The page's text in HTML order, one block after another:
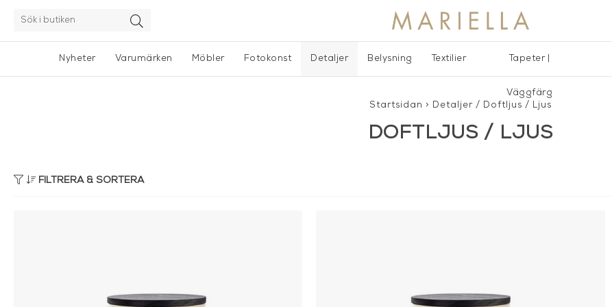
Nyheter Varumärken Möbler Fotokonst Detaljer Belysning Textilier Tapeter |
Väggfärg
Startsidan > Detaljer / Doftljus / Ljus
DOFTLJUS / LJUS
FILTRERA & SORTERA